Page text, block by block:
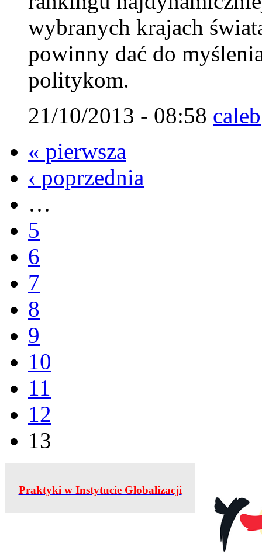
wybranych krajach
powinny dać do
politykom.
21/10/2013 - 08:58 caleb
« pierwsza
‹ poprzednia
…
5
6
7
8
9
10
11
12
13
Praktyki w Instytucie Globalizacji